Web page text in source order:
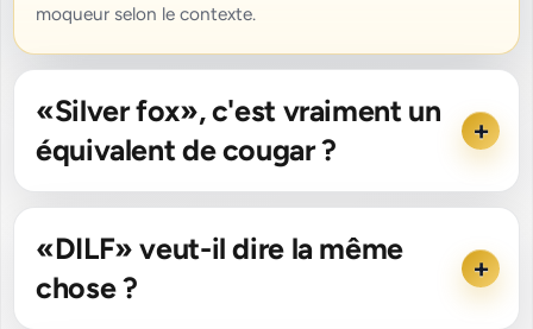
moqueur selon le contexte.
«Silver fox», c'est vraiment un
équivalent de cougar ?
«DILF» veut-il dire la même
chose ?